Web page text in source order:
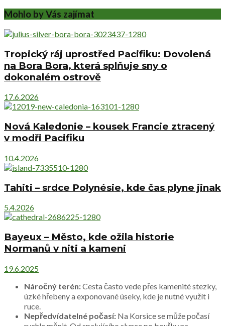
Mohlo by Vás zajímat
Tropický ráj uprostřed Pacifiku: Dovolená
na Bora Bora, která splňuje sny o
dokonalém ostrově
17.6.2026
Nová Kaledonie – kousek Francie ztracený
v modři Pacifiku
10.4.2026
Tahiti – srdce Polynésie, kde čas plyne jinak
5.4.2026
Bayeux – Město, kde ožila historie
Normanů v niti a kameni
19.6.2025
Náročný terén:Cesta často vede přes kamenité stezky,
úzké hřebeny a exponované úseky, kde je nutné využít i
ruce.
Nepředvídatelné počasí: Na Korsice se může počasí